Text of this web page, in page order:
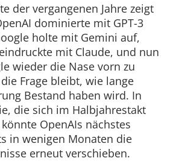
der vergangenen Jahre zeigt
dominierte mit GPT-3
holte mit Gemini auf,
mit Claude, und nun
wieder die Nase vorn zu
Frage bleibt, wie lange
Bestand haben wird. In
die sich im Halbjahrestakt
OpenAIs nächstes
in wenigen Monaten die
erneut verschieben.